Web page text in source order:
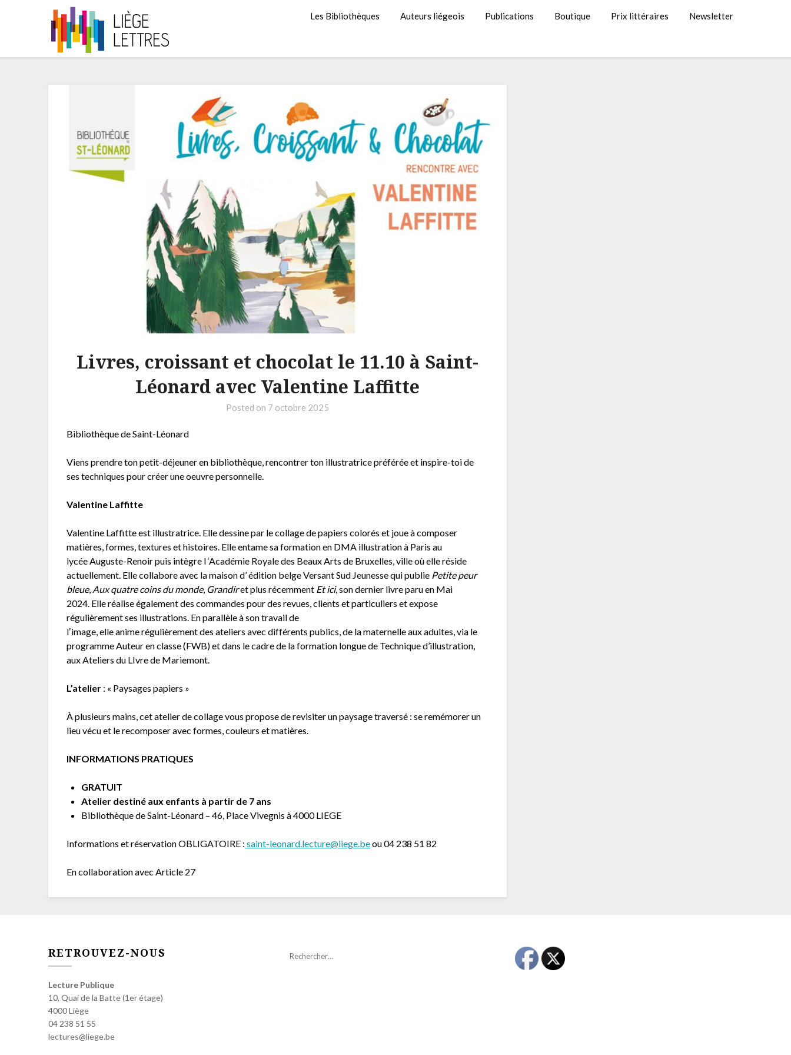
Les Bibliothèques Auteurs liégeois Publications Boutique Prix littéraires Newsletter
Livres, croissant et chocolat le 11.10 à Saint-
Léonard avec Valentine Laffitte
Posted on 7 octobre 2025
Bibliothèque de Saint-Léonard
Viens prendre ton petit-déjeuner en bibliothèque, rencontrer ton illustratrice préférée et inspire-toi de
ses techniques pour créer une oeuvre personnelle.
Valentine Laffitte
Valentine Laffitte est illustratrice. Elle dessine par le collage de papiers colorés et joue à composer
matières, formes, textures et histoires. Elle entame sa formation en DMA illustration à Paris au
lycée Auguste-Renoir puis intègre l ‘Académie Royale des Beaux Arts de Bruxelles, ville où elle réside
actuellement. Elle collabore avec la maison d’ édition belge Versant Sud Jeunesse qui publie Petite peur
bleue, Aux quatre coins du monde, Grandiret plus récemment Et ici, son dernier livre paru en Mai
2024. Elle réalise également des commandes pour des revues, clients et particuliers et expose
régulièrement ses illustrations. En parallèle à son travail de
lʼimage, elle anime régulièrement des ateliers avec différents publics, de la maternelle aux adultes, via le
programme Auteur en classe (FWB) et dans le cadre de la formation longue de Technique d’illustration,
aux Ateliers du LIvre de Mariemont.
L’atelier : « Paysages papiers »
À plusieurs mains, cet atelier de collage vous propose de revisiter un paysage traversé : se remémorer un
lieu vécu et le recomposer avec formes, couleurs et matières.
INFORMATIONS PRATIQUES
GRATUIT
Atelier destiné aux enfants à partir de 7 ans
Bibliothèque de Saint-Léonard – 46, Place Vivegnis à 4000 LIEGE
Informations et réservation OBLIGATOIRE : saint-leonard.lecture@liege.beou 04 238 51 82
En collaboration avec Article 27
RETROUVEZ-NOUS
Lecture Publique
10, Quai de la Batte (1er étage)
4000 Liège
04 238 51 55
lectures@liege.be